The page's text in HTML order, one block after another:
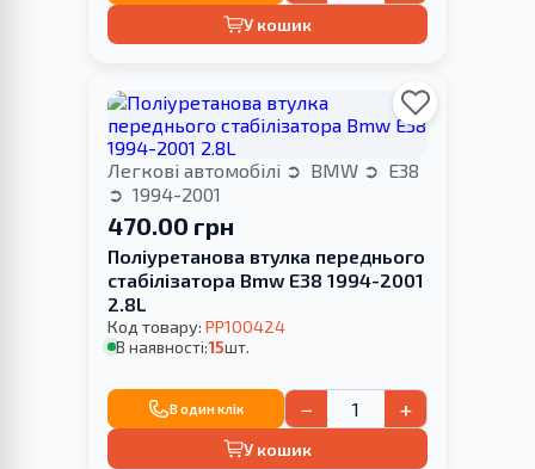
У кошик
Легкові автомобілі BMW
E38
1994-2001
470.00 грн
Поліуретанова втулка переднього
стабілізатора Bmw E38 1994-2001
2.8L
Код товару: PP100424
В наявності:15шт.
В один клік − +
У кошик